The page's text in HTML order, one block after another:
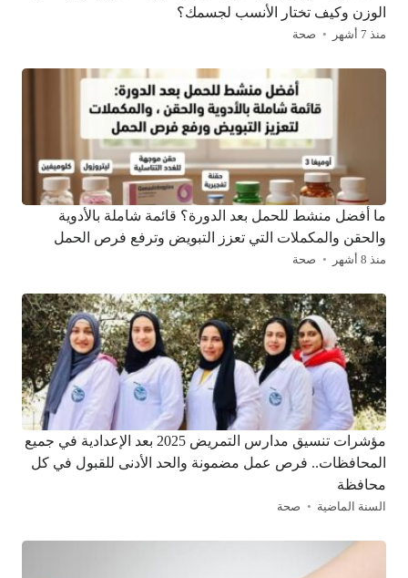
الوزن وكيف تختار الأنسب لجسمك؟
منذ 7 أشهر صحة
ما أفضل منشط للحمل بعد الدورة؟ قائمة شاملة بالأدوية
والحقن والمكملات التي تعزز التبويض وترفع فرص الحمل
منذ 8 أشهر صحة
مؤشرات تنسيق مدارس التمريض 2025 بعد الإعدادية في جميع
المحافظات.. فرص عمل مضمونة والحد الأدنى للقبول في كل
محافظة
السنة الماضية صحة